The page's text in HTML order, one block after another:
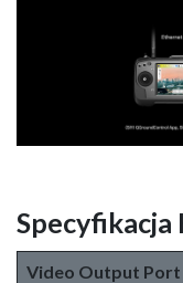
Specyfikacja
Video Output Port